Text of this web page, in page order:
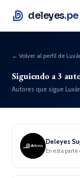
deleyes.pe
← Volver al perfil de
Siguiendo a 3
Autores que sigue
Deleyes
En esta